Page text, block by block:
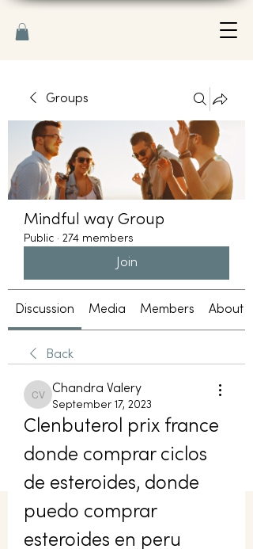
Groups
Mindful way Group
Public · 274 members
Join
Discussion Media Members About
Back
Chandra Valery
Chandra Valery
September 17, 2023
Clenbuterol prix france
donde comprar ciclos
de esteroides, donde
puedo comprar
esteroides en peru